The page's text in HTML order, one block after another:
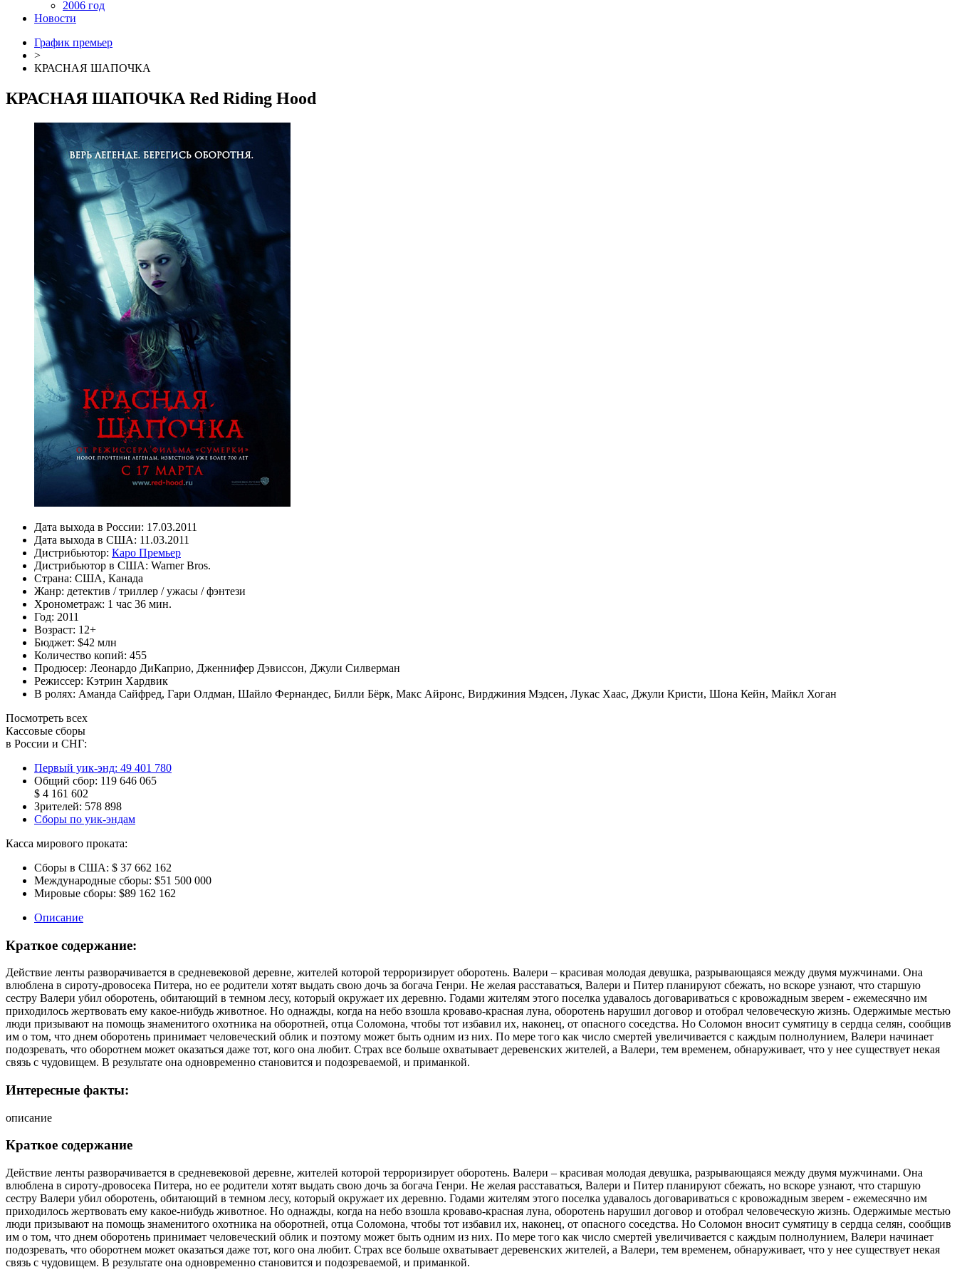
2006 год
Новости
График премьер
>
КРАСНАЯ ШАПОЧКА
КРАСНАЯ ШАПОЧКА Red Riding Hood
Дата выхода в России: 17.03.2011
Дата выхода в США: 11.03.2011
Дистрибьютор: Каро Премьер
Дистрибьютор в США: Warner Bros.
Страна: США, Канада
Жанр: детектив /триллер /ужасы /фэнтези
Хронометраж: 1 час 36 мин.
Год: 2011
Возраст: 12+
Бюджет: $42 млн
Количество копий: 455
Продюсер: Леонардо ДиКаприо, Дженнифер Дэвиссон, Джули Силверман
Режиссер: Кэтрин Хардвик
В ролях: Аманда Сайфред, Гари Олдман, Шайло Фернандес, Билли Бёрк, Макс Айронс, Вирджиния Мэдсен, Лукас Хаас, Джули Кристи, Шона Кейн, Майкл Хоган
Посмотреть всех
Кассовые сборы
в России и СНГ:
Первый уик-энд: 49 401 780
Общий сбор: 119 646 065
$ 4 161 602
Зрителей: 578 898
Сборы по уик-эндам
Касса мирового проката:
Сборы в США: $ 37 662 162
Международные сборы: $51 500 000
Мировые сборы: $89 162 162
Описание
Краткое содержание:
Действие ленты разворачивается в средневековой деревне, жителей которой терроризирует оборотень. Валери – красивая молодая девушка, разрывающаяся между двумя мужчинами. Она
влюблена в сироту-дровосека Питера, но ее родители хотят выдать свою дочь за богача Генри. Не желая расставаться, Валери и Питер планируют сбежать, но вскоре узнают, что старшую
сестру Валери убил оборотень, обитающий в темном лесу, который окружает их деревню. Годами жителям этого поселка удавалось договариваться с кровожадным зверем - ежемесячно им
приходилось жертвовать ему какое-нибудь животное. Но однажды, когда на небо взошла кроваво-красная луна, оборотень нарушил договор и отобрал человеческую жизнь. Одержимые местью
люди призывают на помощь знаменитого охотника на оборотней, отца Соломона, чтобы тот избавил их, наконец, от опасного соседства. Но Соломон вносит сумятицу в сердца селян, сообщив
им о том, что днем оборотень принимает человеческий облик и поэтому может быть одним из них. По мере того как число смертей увеличивается с каждым полнолунием, Валери начинает
подозревать, что оборотнем может оказаться даже тот, кого она любит. Страх все больше охватывает деревенских жителей, а Валери, тем временем, обнаруживает, что у нее существует некая
связь с чудовищем. В результате она одновременно становится и подозреваемой, и приманкой.
Интересные факты:
описание
Краткое содержание
Действие ленты разворачивается в средневековой деревне, жителей которой терроризирует оборотень. Валери – красивая молодая девушка, разрывающаяся между двумя мужчинами. Она
влюблена в сироту-дровосека Питера, но ее родители хотят выдать свою дочь за богача Генри. Не желая расставаться, Валери и Питер планируют сбежать, но вскоре узнают, что старшую
сестру Валери убил оборотень, обитающий в темном лесу, который окружает их деревню. Годами жителям этого поселка удавалось договариваться с кровожадным зверем - ежемесячно им
приходилось жертвовать ему какое-нибудь животное. Но однажды, когда на небо взошла кроваво-красная луна, оборотень нарушил договор и отобрал человеческую жизнь. Одержимые местью
люди призывают на помощь знаменитого охотника на оборотней, отца Соломона, чтобы тот избавил их, наконец, от опасного соседства. Но Соломон вносит сумятицу в сердца селян, сообщив
им о том, что днем оборотень принимает человеческий облик и поэтому может быть одним из них. По мере того как число смертей увеличивается с каждым полнолунием, Валери начинает
подозревать, что оборотнем может оказаться даже тот, кого она любит. Страх все больше охватывает деревенских жителей, а Валери, тем временем, обнаруживает, что у нее существует некая
связь с чудовищем. В результате она одновременно становится и подозреваемой, и приманкой.